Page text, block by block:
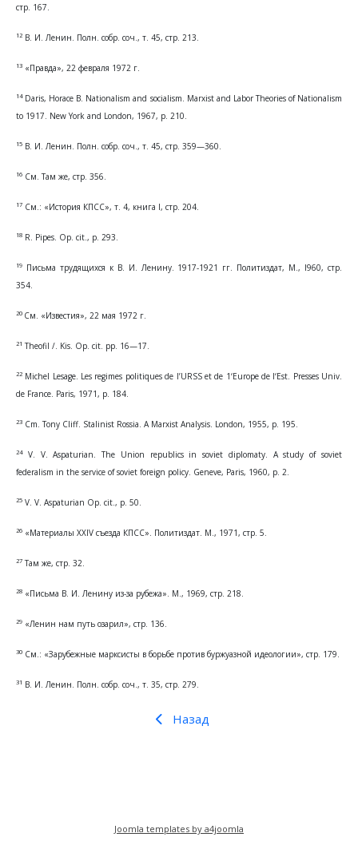
стр. 167.
12 В. И. Ленин. Полн. собр. соч., т. 45, стр. 213.
13 «Правда», 22 февраля 1972 г.
14Daris, Horace В. Nationalism and socialism. Marxist and Labor Theories of Nationalism
to 1917. New York and London, 1967, p. 210.
15 В. И. Ленин. Полн. собр. соч., т. 45, стр. 359—360.
16 См. Там же, стр. 356.
17 См.: «История КПСС», т. 4, книга I, стр. 204.
18 R. Pipes. Op. cit., p. 293.
19 Письма трудящихся к В. И. Ленину. 1917-1921 гг. Политиздат, М., I960, стр.
354.
20 См. «Известия», 22 мая 1972 г.
21 Theofil /. Kis. Op. cit. pp. 16—17.
22 Michel Lesage. Les regimes politiques de l’URSS et de 1‘Europe de l‘Est. Presses Univ.
de France. Paris, 1971, p. 184.
23 Cm. Tony Cliff. Stalinist Rossia. A Marxist Analysis. London, 1955, p. 195.
24V. V. Aspaturian. The Union republics in soviet diplomaty. A study of soviet
federalism in the service of soviet foreign policy. Geneve, Paris, 1960, p. 2.
25 V. V. Aspaturian Op. cit., p. 50.
26 «Материалы XXIV съезда КПСС». Политиздат. М., 1971, стр. 5.
27 Там же, стр. 32.
28 «Письма В. И. Ленину из-за рубежа». М., 1969, стр. 218.
29 «Ленин нам путь озарил», стр. 136.
30 См.: «Зарубежные марксисты в борьбе против буржуазной идеологии», стр. 179.
31 В. И. Ленин. Полн. собр. соч., т. 35, стр. 279.
Назад
Joomla templates by a4joomla